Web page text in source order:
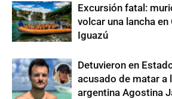
Excursión fatal:
volcar una lancha
Iguazú
Detuvieron en
acusado de matar a
argentina Agostina